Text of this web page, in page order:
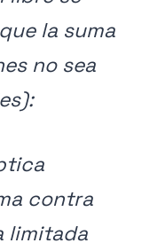
la suma
no sea
contra
limitada